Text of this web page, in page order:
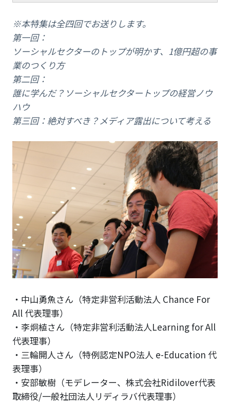
※本特集は全四回でお送りします。
第一回：
ソーシャルセクターのトップが明かす、1億円超の事
業のつくり方
第二回：
誰に学んだ？ソーシャルセクタートップの経営ノウ
ハウ
第三回：絶対すべき？メディア露出について考える
・中山勇魚さん（特定非営利活動法人 Chance For
All 代表理事）
・李炯植さん（特定非営利活動法人Learning for All
代表理事）
・三輪開人さん（特例認定NPO法人 e-Education 代
表理事）
・安部敏樹（モデレーター、株式会社Ridilover代表
取締役/一般社団法人リディラバ代表理事）